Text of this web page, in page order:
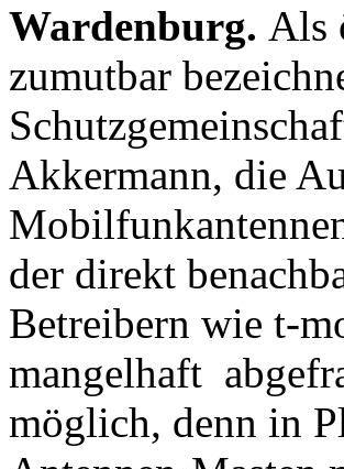
Wardenburg. Als
zumutbar
Akkermann, die
der direkt
Betreibern wie t-
mangelhaft
möglich, denn in